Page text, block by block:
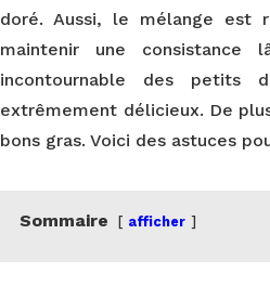
doré. Aussi, le mélange est
maintenir une
incontournable des petits
extrêmement délicieux. De
bons gras. Voici des astuces
Sommaire afficher